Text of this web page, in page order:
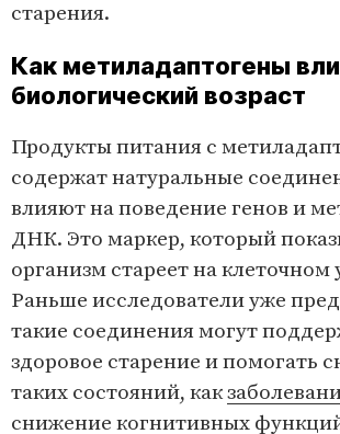
старения.
Как метиладаптогены
биологический возраст
Продукты питания с
содержат натуральные
влияют на поведение генов и
ДНК. Это маркер, который
организм стареет на клеточном
Раньше исследователи уже
такие соединения могут
здоровое старение и помогать
таких состояний, как
снижение когнитивных